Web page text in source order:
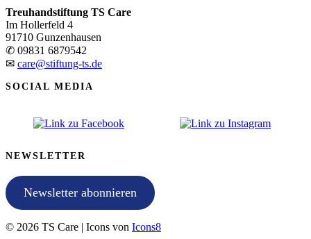
Treuhandstiftung TS Care
Im Hollerfeld 4
91710 Gunzenhausen
✆ 09831 6879542
✉ care@stiftung-ts.de
SOCIAL MEDIA
NEWSLETTER
Newsletter abonnieren
© 2026 TS Care | Icons von Icons8